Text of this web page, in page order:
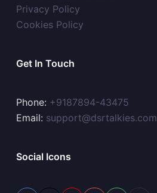
Privacy Policy
Cookies Policy
Get In Touch
Phone: +9187894-43475
Email: support@dsrtalkies.com
Social Icons